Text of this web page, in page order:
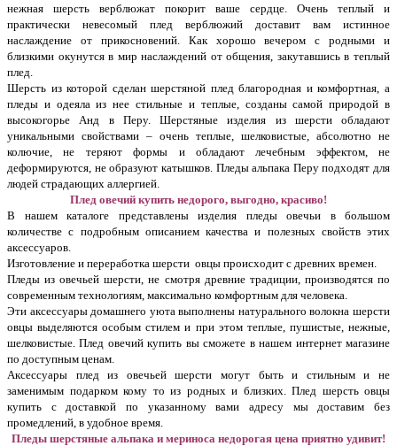
нежная шерсть верблюжат покорит ваше сердце. Очень теплый и
практически невесомый плед верблюжий доставит вам истинное
наслаждение от прикосновений. Как хорошо вечером с родными и
близкими окунутся в мир наслаждений от общения, закутавшись в теплый
плед.
Шерсть из которой сделан шерстяной плед благородная и комфортная, а
пледы и одеяла из нее стильные и теплые, созданы самой природой в
высокогорье Анд в Перу. Шерстяные изделия из шерсти обладают
уникальными свойствами – очень теплые, шелковистые, абсолютно не
колючие, не теряют формы и обладают лечебным эффектом, не
деформируются, не образуют катышков. Пледы альпака Перу подходят для
людей страдающих аллергией.
Плед овечий купить недорого, выгодно, красиво!
В нашем каталоге представлены изделия пледы овечьи в большом
количестве с подробным описанием качества и полезных свойств этих
аксессуаров.
Изготовление и переработка шерсти овцы происходит с древних времен.
Пледы из овечьей шерсти, не смотря древние традиции, производятся по
современным технологиям, максимально комфортным для человека.
Эти аксессуары домашнего уюта выполнены натурального волокна шерсти
овцы выделяются особым стилем и при этом теплые, пушистые, нежные,
шелковистые. Плед овечий купить вы сможете в нашем интернет магазине
по доступным ценам.
Аксессуары плед из овечьей шерсти могут быть и стильным и не
заменимым подарком кому то из родных и близких. Плед шерсть овцы
купить с доставкой по указанному вами адресу мы доставим без
промедлений, в удобное время.
Пледы шерстяные альпака и мериноса недорогая цена приятно удивит!